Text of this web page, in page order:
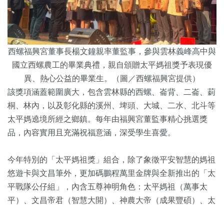
西螺福興宮董事長楊文鐘親率董監事，參與雲林義峰高中與
國立西螺農工的畢業典禮，親自頒贈太平媽祖獎予表現優
異、熱心公益的畢業生。（圖／西螺福興宮提供）
該獎項涵蓋範圍廣大，包含雲林縣的西螺、崙背、二崙、莿
桐、林內，以及彰化縣的溪州、埤頭、大城、二水、北斗等
太平媽遶境所經之鄉鎮。每年由福興宮董監事精心挑選獎
品，內容實用且充滿祝福意涵，深受學生喜愛。
今年特別的「太平媽祖獎」組合，除了象徵平安智慧的媽祖
悠遊卡與文昌筆外，更加碼鵬程萬里金牌與全新推出的「太
平戰隊公仔組」，內含五尊神明角色：太平媽祖（萬事太
平）、文昌帝君（智慧大開）、神農大帝（成果豐碩）、太